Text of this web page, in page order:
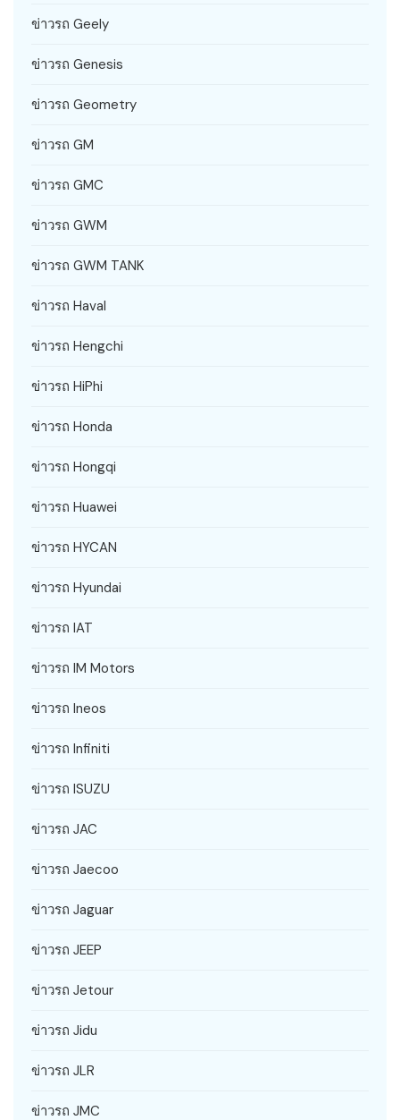
ข่าวรถ Geely
ข่าวรถ Genesis
ข่าวรถ Geometry
ข่าวรถ GM
ข่าวรถ GMC
ข่าวรถ GWM
ข่าวรถ GWM TANK
ข่าวรถ Haval
ข่าวรถ Hengchi
ข่าวรถ HiPhi
ข่าวรถ Honda
ข่าวรถ Hongqi
ข่าวรถ Huawei
ข่าวรถ HYCAN
ข่าวรถ Hyundai
ข่าวรถ IAT
ข่าวรถ IM Motors
ข่าวรถ Ineos
ข่าวรถ Infiniti
ข่าวรถ ISUZU
ข่าวรถ JAC
ข่าวรถ Jaecoo
ข่าวรถ Jaguar
ข่าวรถ JEEP
ข่าวรถ Jetour
ข่าวรถ Jidu
ข่าวรถ JLR
ข่าวรถ JMC